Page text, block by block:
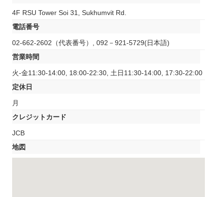
4F RSU Tower Soi 31, Sukhumvit Rd.
電話番号
02-662-2602（代表番号）, 092－921-5729(日本語)
営業時間
火-金11:30-14:00, 18:00-22:30, 土日11:30-14:00, 17:30-22:00
定休日
月
クレジットカード
JCB
地図